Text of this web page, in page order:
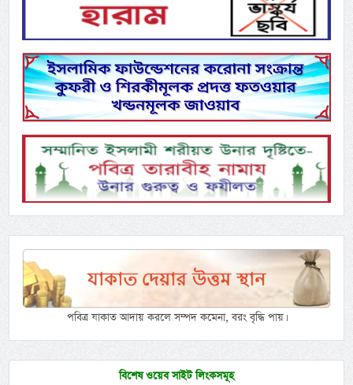
পবিত্র যাকাত আদায় করলে সম্পদ কমেনা, বরং বৃদ্ধি পায়।
বিশেষ ওয়েব সাইট লিংকসমূহ